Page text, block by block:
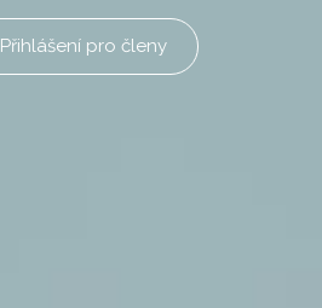
Přihlášení pro členy